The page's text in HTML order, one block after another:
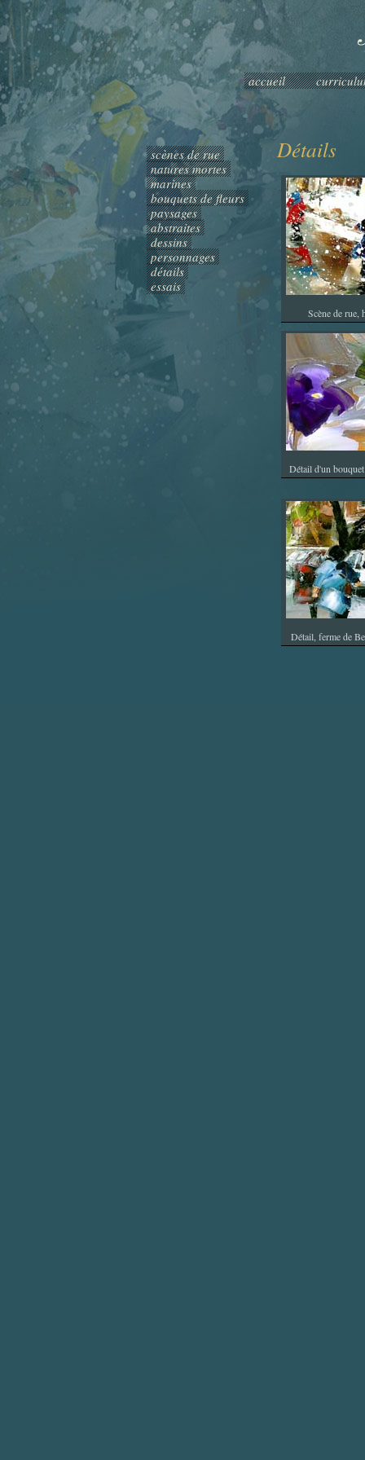
scènes de rue
natures mortes
marines
bouquets de fleurs
paysages
abstraites
dessins
personnages
détails
essais
accueil
Détails
Scène de rue,
Détail d'un
Détail, ferme de